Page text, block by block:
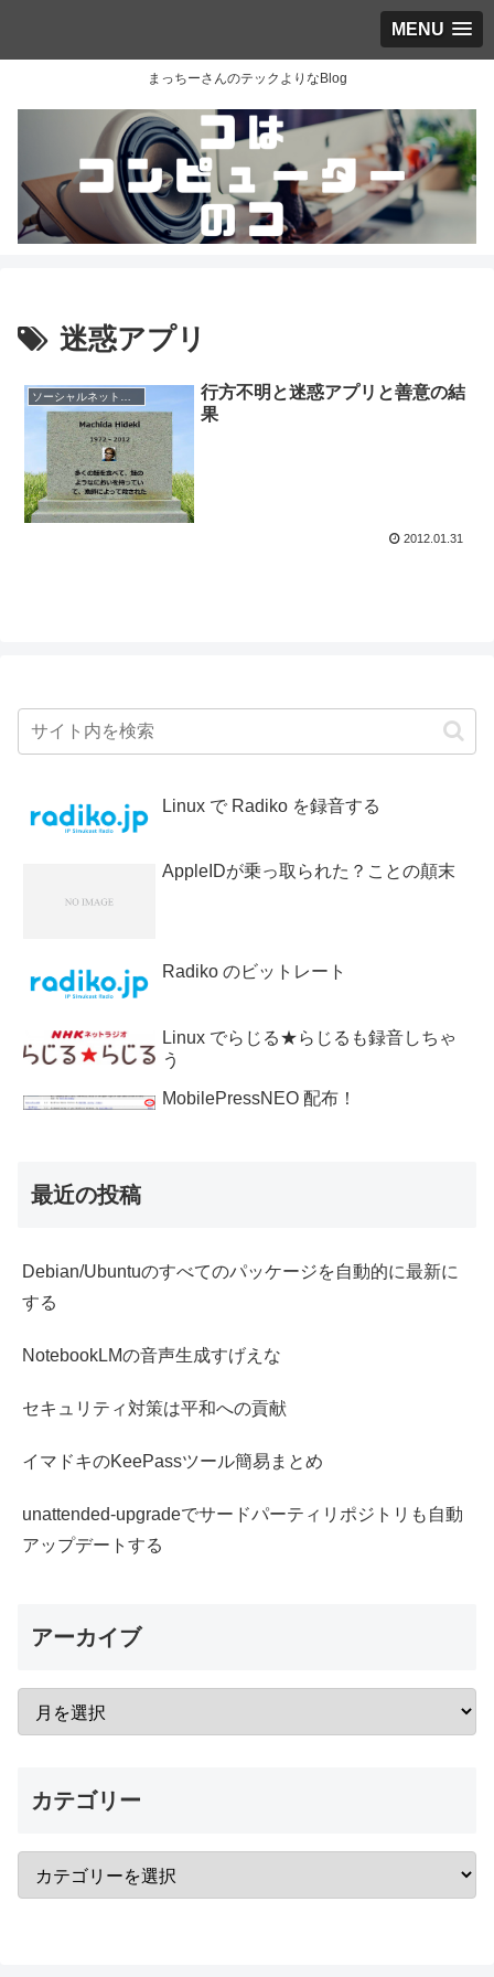
MENU
まっちーさんのテックよりなBlog
迷惑アプリ
ソーシャルネットワーク
行方不明と迷惑アプリと善意の結
果
2012.01.31
Linux で Radiko を録音する
AppleIDが乗っ取られた？ことの顛末
Radiko のビットレート
Linux でらじる★らじるも録音しちゃ
う
MobilePressNEO 配布！
最近の投稿
Debian/Ubuntuのすべてのパッケージを自動的に最新に
する
NotebookLMの音声生成すげえな
セキュリティ対策は平和への貢献
イマドキのKeePassツール簡易まとめ
unattended-upgradeでサードパーティリポジトリも自動
アップデートする
アーカイブ
カテゴリー